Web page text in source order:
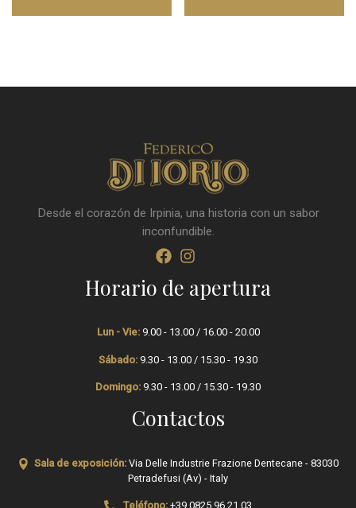
Desde el corazón de Irpinia, una historia con un sabor
inconfundible.
Horario de apertura
Lun - Vie:9.00 - 13.00 / 16.00 - 20.00
Sábado: 9.30 - 13.00 / 15.30 - 19.30
Domingo: 9.30 - 13.00 / 15.30 - 19.30
Contactos
Sala de exposición:Via Delle Industrie Frazione Dentecane - 83030
Petradefusi (Av) - Italy
Teléfono:+39 0825 96 21 03